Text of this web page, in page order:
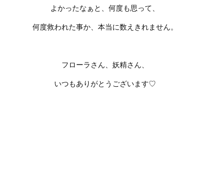
よかったなぁと、何度も思って、
何度救われた事か、本当に数えきれません。
フローラさん、妖精さん、
いつもありがとうございます♡